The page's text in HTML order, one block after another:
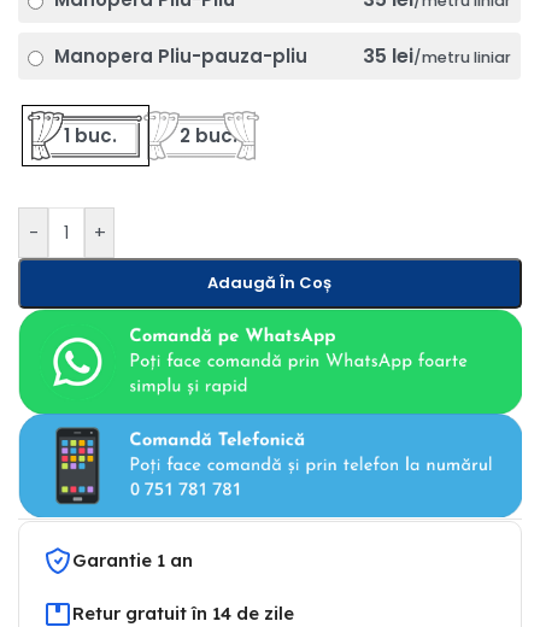
Manopera Pliu-pauza-pliu 35 lei/metru liniar
1 buc. 2 buc.
- +
Adaugă În Coș
Garantie 1 an
Retur gratuit în 14 de zile